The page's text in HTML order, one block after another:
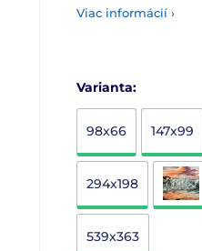
Viac informácií ›
Varianta:
98x66 147x99
294x198
539x363